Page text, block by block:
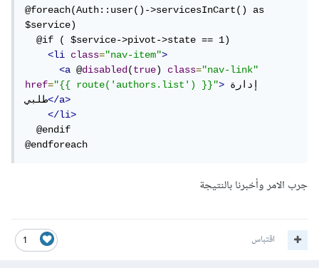
@foreach(Auth::user()->servicesInCart() as
$service)
  @if ( $service->pivot->state == 1)
<li
class="nav-item">
<a @disabled(true) class="nav-link"
href="{{ route('authors.list') }}"> إدارة
طلبي</a>
</li>
  @endif
@endforeach
جرب الامر وأخبرنا بالنتيجة
1 اقتباس